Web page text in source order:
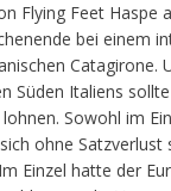
Flying Feet Haspe
bei einem
Catagirone.
Süden Italiens
Sowohl im
ohne Satzverlust
Einzel hatte der